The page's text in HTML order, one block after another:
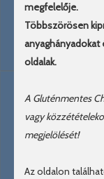
megfelelője.
Többszörösen
anyaghányadokat
oldalak.
A Gluténmentes
vagy
megjelölését!
Az oldalon